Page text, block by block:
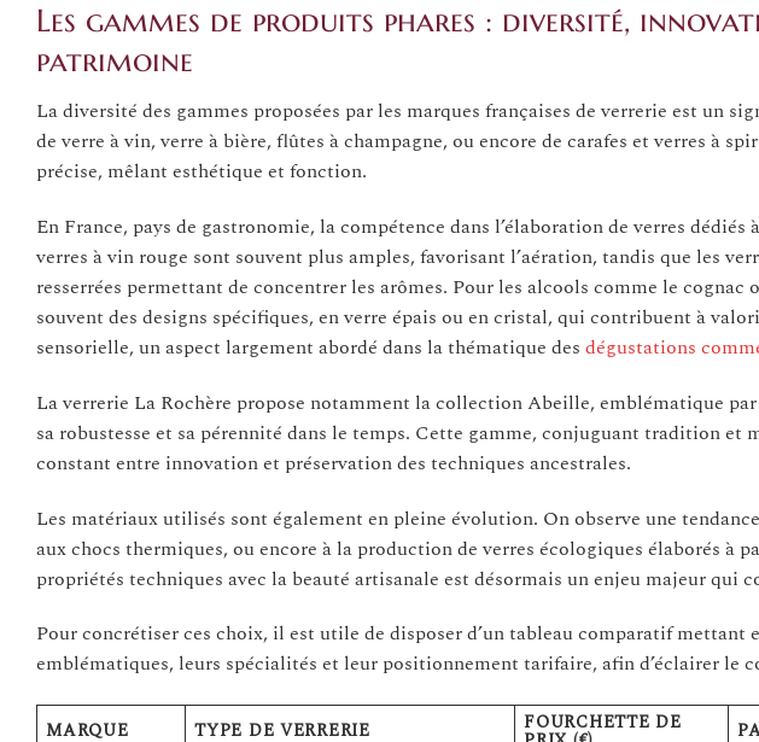
Les gammes de produits phares : diversité,
patrimoine
La diversité des gammes proposées par les marques françaises de verrerie est un
de verre à vin, verre à bière, flûtes à champagne, ou encore de carafes et verres à
précise, mêlant esthétique et fonction.
En France, pays de gastronomie, la compétence dans l’élaboration de verres
verres à vin rouge sont souvent plus amples, favorisant l’aération, tandis que les
resserrées permettant de concentrer les arômes. Pour les alcools comme le
souvent des designs spécifiques, en verre épais ou en cristal, qui contribuent à
sensorielle, un aspect largement abordé dans la thématique des dégustations
La verrerie La Rochère propose notamment la collection Abeille, emblématique
sa robustesse et sa pérennité dans le temps. Cette gamme, conjuguant tradition
constant entre innovation et préservation des techniques ancestrales.
Les matériaux utilisés sont également en pleine évolution. On observe une
aux chocs thermiques, ou encore à la production de verres écologiques élaborés à
propriétés techniques avec la beauté artisanale est désormais un enjeu majeur qui
Pour concrétiser ces choix, il est utile de disposer d’un tableau comparatif mettant
emblématiques, leurs spécialités et leur positionnement tarifaire, afin d’éclairer le
MARQUE TYPE DE VERRERIE FOURCHETTE DE